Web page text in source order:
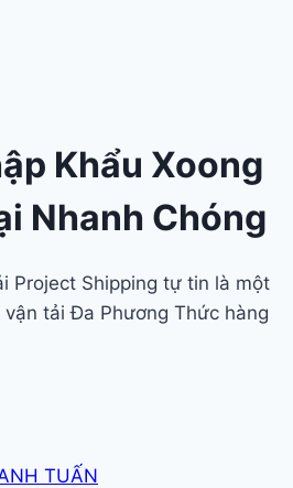
Khẩu Xoong
Nhanh Chóng
Project Shipping tự tin là một
tải Đa Phương Thức hàng
TUẤN